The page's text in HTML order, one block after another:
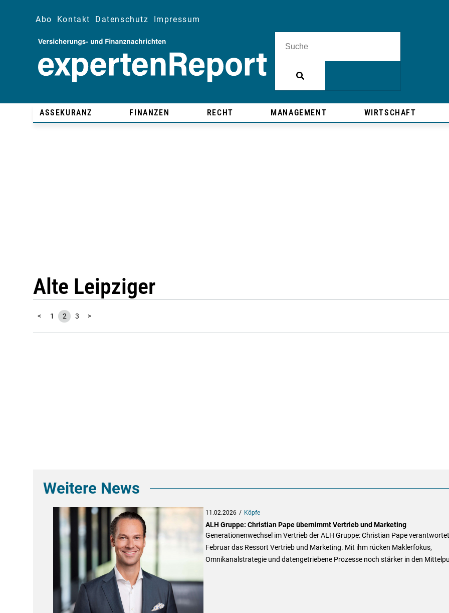
Abo Kontakt Datenschutz Impressum
ASSEKURANZ FINANZEN RECHT MANAGEMENT WIRTSCHAFT
Alte Leipziger
< 1 2 3 >
Weitere News
11.02.2026 Köpfe
ALH Gruppe: Christian Pape übernimmt Vertrieb und Marketing
Generationenwechsel im Vertrieb der ALH Gruppe: Christian Pape
Februar das Ressort Vertrieb und Marketing. Mit ihm rücken Maklerfokus,
Omnikanalstrategie und datengetriebene Prozesse noch stärker in den